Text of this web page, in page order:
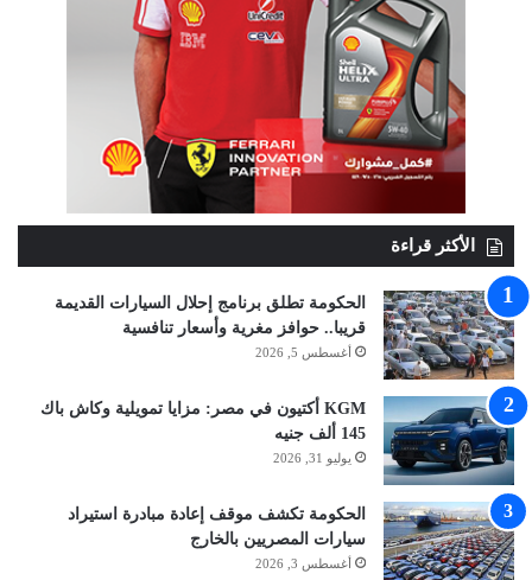
الأكثر قراءة
الحكومة تطلق برنامج إحلال السيارات القديمة
قريبا.. حوافز مغرية وأسعار تنافسية
أغسطس 5, 2026
KGM أكتيون في مصر: مزايا تمويلية وكاش باك
145 ألف جنيه
يوليو 31, 2026
الحكومة تكشف موقف إعادة مبادرة استيراد
سيارات المصريين بالخارج
أغسطس 3, 2026